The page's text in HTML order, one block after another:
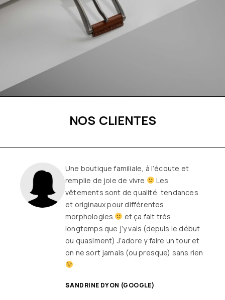
NOS CLIENTES
Une boutique familiale, à l’écoute et
remplie de joie de vivre
Les
vêtements sont de qualité, tendances
et originaux pour différentes
morphologies
et ça fait très
longtemps que j’y vais (depuis le début
ou quasiment) J’adore y faire un tour et
on ne sort jamais (ou presque) sans rien
SANDRINE DYON (GOOGLE)